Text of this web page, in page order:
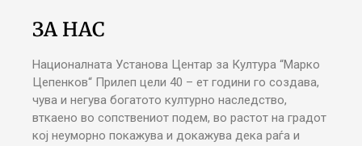
ЗА НАС
Националната Установа Центар за Култура “Марко
Цепенков“ Прилеп цели 40 – ет години го создава,
чува и негува богатото културно наследство,
вткаено во сопствениот подем, во растот на градот
кој неуморно покажува и докажува дека раѓа и